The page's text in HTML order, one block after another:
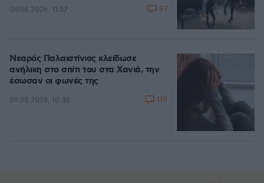
09.08.2026, 11:37 87
Νεαρός Παλαιστίνιος κλείδωσε
ανήλικη στο σπίτι του στα Χανιά, την
έσωσαν οι φωνές της
09.08.2026, 10:38 110